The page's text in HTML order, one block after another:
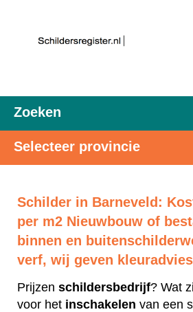
Zoeken
Selecteer provincie
Schilder in Barneveld:
per m2 Nieuwbouw of
binnen en
verf, wij geven
Prijzen schildersbedrijf? Wat
voor het inschakelen van een